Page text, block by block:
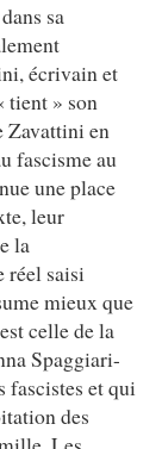
sa
écrivain et
tient » son
Zavattini en
fascisme au
une place
leur
la
réel saisi
mieux que
celle de la
Spaggiari-
fascistes et qui
des